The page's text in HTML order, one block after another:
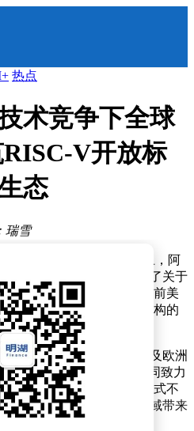
热点
术竞争下全球
V开放标
态
瑞雪
Conference 2026大会上，阿
铁团队负责人戚肖宁发表了关于
要观点。他指出，尽管当前美
范围内针对RISC-V芯片架构的
国、中国、印度、巴西以及欧洲
一个“统一生态系统”，共同致力
研发与应用。这一合作模式不
更为边缘计算和云计算领域带来